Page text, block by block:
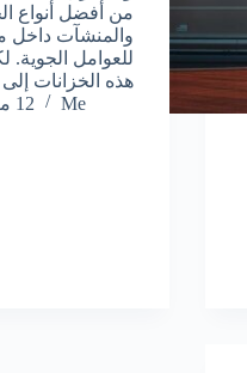
من أفضل أنواع
والمنشآت داخل
للعوامل
هذه الخزانات
Me
12 مايو، 2026